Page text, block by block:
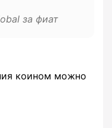
за фиат
коином можно